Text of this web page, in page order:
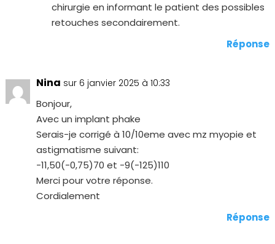
chirurgie en informant le patient des possibles
retouches secondairement.
Réponse
Nina sur 6 janvier 2025 à 10:33
Bonjour,
Avec un implant phake
Serais-je corrigé à 10/10eme avec mz myopie et
astigmatisme suivant:
-11,50(-0,75)70 et -9(-125)110
Merci pour votre réponse.
Cordialement
Réponse